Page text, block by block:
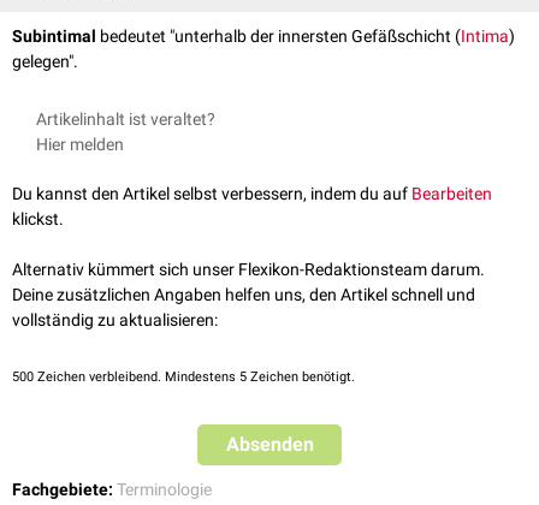
Subintimal bedeutet "unterhalb der innersten Gefäßschicht (Intima)
gelegen".
Artikelinhalt ist veraltet?
Hier melden
Du kannst den Artikel selbst verbessern, indem du auf Bearbeiten
klickst.
Alternativ kümmert sich unser Flexikon-Redaktionsteam darum.
Deine zusätzlichen Angaben helfen uns, den Artikel schnell und
vollständig zu aktualisieren:
500 Zeichen verbleibend. Mindestens 5 Zeichen benötigt.
Absenden
Fachgebiete: Terminologie